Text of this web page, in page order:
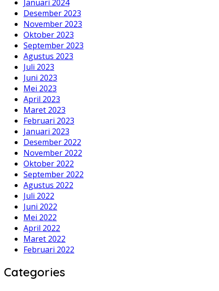
Januari 2024
Desember 2023
November 2023
Oktober 2023
September 2023
Agustus 2023
Juli 2023
Juni 2023
Mei 2023
April 2023
Maret 2023
Februari 2023
Januari 2023
Desember 2022
November 2022
Oktober 2022
September 2022
Agustus 2022
Juli 2022
Juni 2022
Mei 2022
April 2022
Maret 2022
Februari 2022
Categories